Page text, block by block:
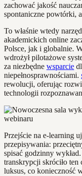
zachować jakość
spontaniczne powtórki,
To właśnie wtedy
akademickich online
Polsce, jak i globalnie.
wdrożył pilotażowe
za niezbędne wsparcie
niepełnosprawnościami.
rewolucji, oferując
technologii
Przejście na e-learning
przepisywania:
spisać godzinny
transkrypcji skróciło
luksus, co konieczność